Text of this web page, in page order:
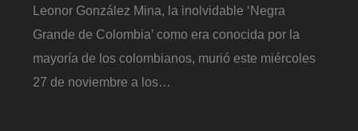
Leonor González Mina, la inolvidable ‘Negra
Grande de Colombia’ como era conocida por la
mayoría de los colombianos, murió este miércoles
27 de noviembre a los…